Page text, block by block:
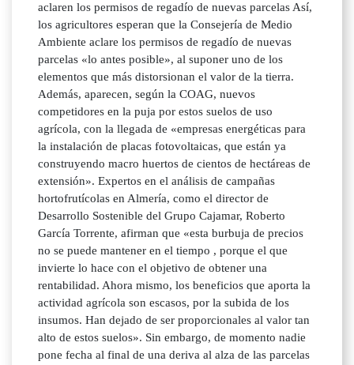
aclaren los permisos de regadío de nuevas parcelas Así,
los agricultores esperan que la Consejería de Medio
Ambiente aclare los permisos de regadío de nuevas
parcelas «lo antes posible», al suponer uno de los
elementos que más distorsionan el valor de la tierra.
Además, aparecen, según la COAG, nuevos
competidores en la puja por estos suelos de uso
agrícola, con la llegada de «empresas energéticas para
la instalación de placas fotovoltaicas, que están ya
construyendo macro huertos de cientos de hectáreas de
extensión». Expertos en el análisis de campañas
hortofrutícolas en Almería, como el director de
Desarrollo Sostenible del Grupo Cajamar, Roberto
García Torrente, afirman que «esta burbuja de precios
no se puede mantener en el tiempo , porque el que
invierte lo hace con el objetivo de obtener una
rentabilidad. Ahora mismo, los beneficios que aporta la
actividad agrícola son escasos, por la subida de los
insumos. Han dejado de ser proporcionales al valor tan
alto de estos suelos». Sin embargo, de momento nadie
pone fecha al final de una deriva al alza de las parcelas